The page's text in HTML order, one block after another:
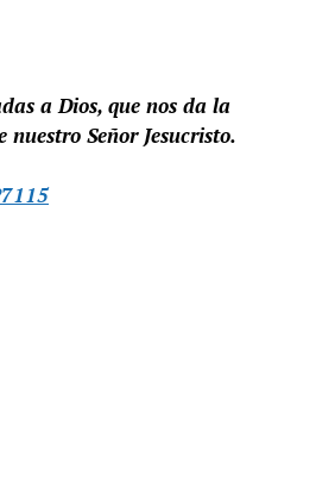
a Dios, que nos da la
Señor Jesucristo.